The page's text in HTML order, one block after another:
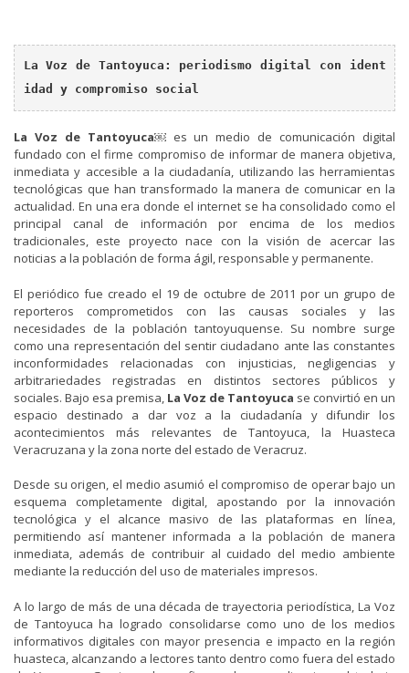
La Voz de Tantoyuca: periodismo digital con ident
idad y compromiso social
La Voz de Tantoyuca￼es un medio de comunicación digital
fundado con el firme compromiso de informar de manera objetiva,
inmediata y accesible a la ciudadanía, utilizando las herramientas
tecnológicas que han transformado la manera de comunicar en la
actualidad. En una era donde el internet se ha consolidado como el
principal canal de información por encima de los medios
tradicionales, este proyecto nace con la visión de acercar las
noticias a la población de forma ágil, responsable y permanente.
El periódico fue creado el 19 de octubre de 2011 por un grupo de
reporteros comprometidos con las causas sociales y las
necesidades de la población tantoyuquense. Su nombre surge
como una representación del sentir ciudadano ante las constantes
inconformidades relacionadas con injusticias, negligencias y
arbitrariedades registradas en distintos sectores públicos y
sociales. Bajo esa premisa, La Voz de Tantoyuca se convirtió en un
espacio destinado a dar voz a la ciudadanía y difundir los
acontecimientos más relevantes de Tantoyuca, la Huasteca
Veracruzana y la zona norte del estado de Veracruz.
Desde su origen, el medio asumió el compromiso de operar bajo un
esquema completamente digital, apostando por la innovación
tecnológica y el alcance masivo de las plataformas en línea,
permitiendo así mantener informada a la población de manera
inmediata, además de contribuir al cuidado del medio ambiente
mediante la reducción del uso de materiales impresos.
A lo largo de más de una década de trayectoria periodística, La Voz
de Tantoyuca ha logrado consolidarse como uno de los medios
informativos digitales con mayor presencia e impacto en la región
huasteca, alcanzando a lectores tanto dentro como fuera del estado